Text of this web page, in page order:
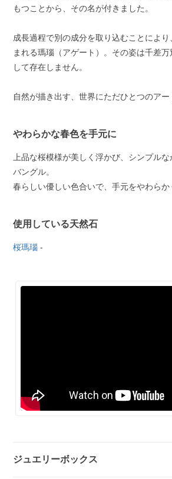
もつことから、その名が付きました。
成長過程で別の成分を取り込むことによ
まれる瑪瑙（アゲート）。その姿は千差
して存在しません。
自然が描き出す、世界にただひとつのアー
やわらかな春色を手元に
上品な桜模様が美しく浮かび、シンプル
バングル。
春らしい優しい色合いで、手元をやわらか
使用している天然石
桜瑪瑙 -
ジュエリーボックス